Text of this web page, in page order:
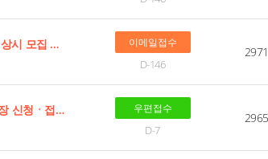
[부산] 2026년 항공부품산업 기술고도화 지원사업 시험 인증 지원 상시 모집 공고 이메일접수
D-146
2026년 제3회 우수재활용제품(GR) 인증 신규 및 인증 유효기간 연장 신청ㆍ접수 공고 우편접수
D-7